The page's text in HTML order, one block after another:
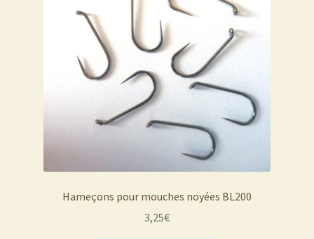
Hameçons pour mouches noyées BL200
3,25€